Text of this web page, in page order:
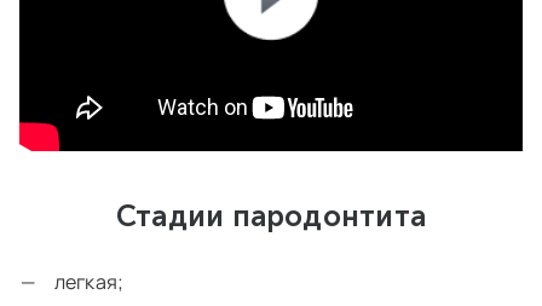
Стадии пародонтита
легкая;